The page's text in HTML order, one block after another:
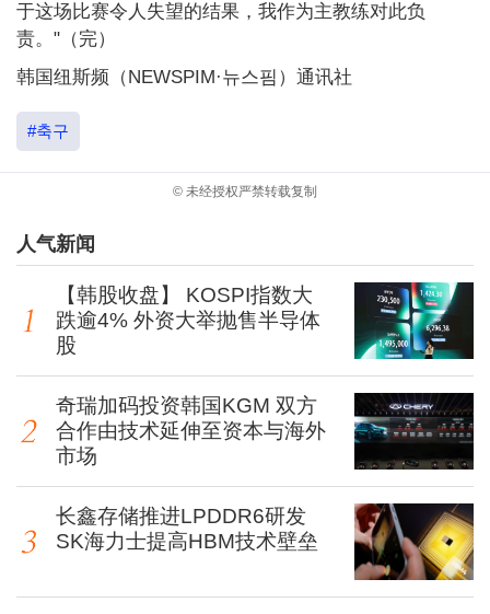
于这场比赛令人失望的结果，我作为主教练对此负
责。"（完）
韩国纽斯频（NEWSPIM·뉴스핌）通讯社
#축구
© 未经授权严禁转载复制
人气新闻
【韩股收盘】 KOSPI指数大
跌逾4% 外资大举抛售半导体
股
奇瑞加码投资韩国KGM 双方
合作由技术延伸至资本与海外
市场
长鑫存储推进LPDDR6研发
SK海力士提高HBM技术壁垒